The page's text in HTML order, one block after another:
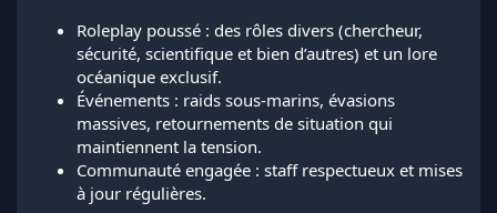
Roleplay poussé : des rôles divers (chercheur,
sécurité, scientifique et bien d’autres) et un lore
océanique exclusif.
Événements : raids sous-marins, évasions
massives, retournements de situation qui
maintiennent la tension.
Communauté engagée : staff respectueux et mises
à jour régulières.